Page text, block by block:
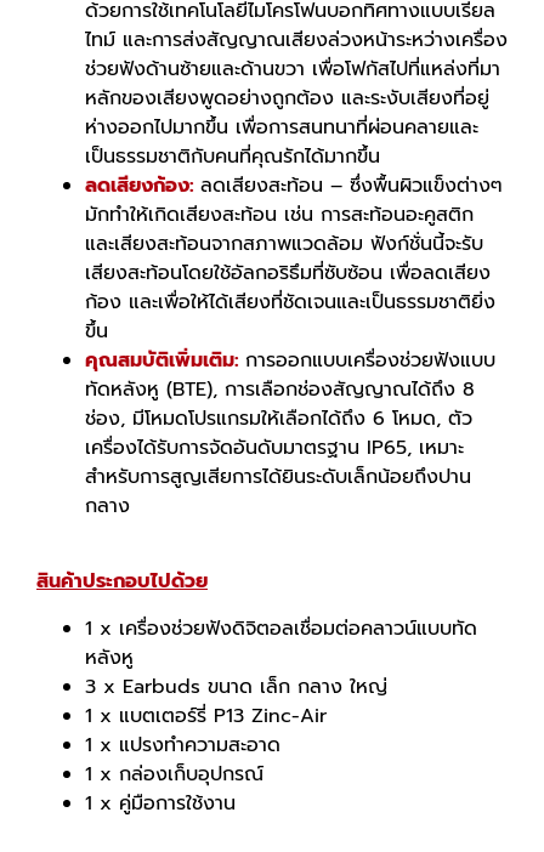
ด้วยการใช้เทคโนโลยีไมโครโฟนบอกทิศทางแบบเรียล
ไทม์ และการส่งสัญญาณเสียงล่วงหน้าระหว่างเครื่อง
ช่วยฟังด้านซ้ายและด้านขวา เพื่อโฟกัสไปที่แหล่งที่มา
หลักของเสียงพูดอย่างถูกต้อง และระงับเสียงที่อยู่
ห่างออกไปมากขึ้น เพื่อการสนทนาที่ผ่อนคลายและ
เป็นธรรมชาติกับคนที่คุณรักได้มากขึ้น
ลดเสียงก้อง: ลดเสียงสะท้อน – ซึ่งพื้นผิวแข็งต่างๆ
มักทำให้เกิดเสียงสะท้อน เช่น การสะท้อนอะคูสติก
และเสียงสะท้อนจากสภาพแวดล้อม ฟังก์ชั่นนี้จะรับ
เสียงสะท้อนโดยใช้อัลกอริธึมที่ซับซ้อน เพื่อลดเสียง
ก้อง และเพื่อให้ได้เสียงที่ชัดเจนและเป็นธรรมชาติยิ่ง
ขึ้น
คุณสมบัติเพิ่มเติม: การออกแบบเครื่องช่วยฟังแบบ
ทัดหลังหู (BTE), การเลือกช่องสัญญาณได้ถึง 8
ช่อง, มีโหมดโปรแกรมให้เลือกได้ถึง 6 โหมด, ตัว
เครื่องได้รับการจัดอันดับมาตรฐาน IP65, เหมาะ
สำหรับการสูญเสียการได้ยินระดับเล็กน้อยถึงปาน
กลาง
สินค้าประกอบไปด้วย
1 x เครื่องช่วยฟังดิจิตอลเชื่อมต่อคลาวน์แบบทัด
หลังหู
3 x Earbuds ขนาด เล็ก กลาง ใหญ่
1 x แบตเตอร์รี่ P13 Zinc-Air
1 x แปรงทำความสะอาด
1 x กล่องเก็บอุปกรณ์
1 x คู่มือการใช้งาน